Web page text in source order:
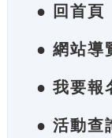
● 回首頁
● 網站導
● 我要報
● 活動查